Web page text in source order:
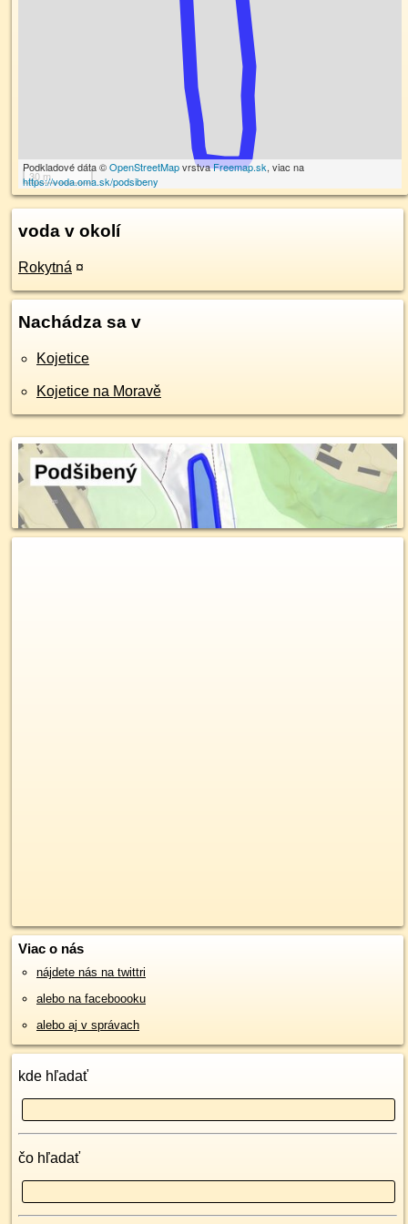
30 m
Podkladové dáta ©OpenStreetMapvrstvaFreemap.sk, viac na
https://voda.oma.sk/podsibeny
voda v okolí
Rokytná ¤
Nachádza sa v
Kojetice
Kojetice na Moravě
Viac o nás
nájdete nás na twittri
alebo na faceboooku
alebo aj v správach
kde hľadať
čo hľadať